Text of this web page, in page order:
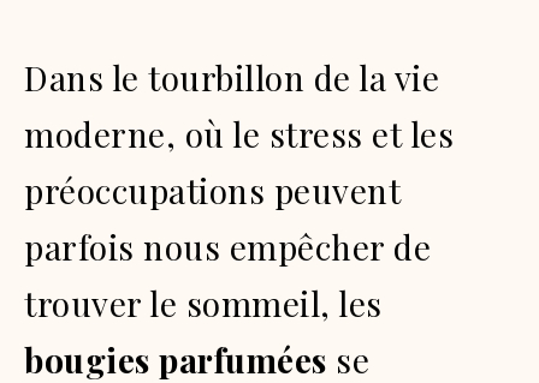
Dans le tourbillon de la vie
moderne, où le stress et les
préoccupations peuvent
parfois nous empêcher de
trouver le sommeil, les
bougies parfumées se